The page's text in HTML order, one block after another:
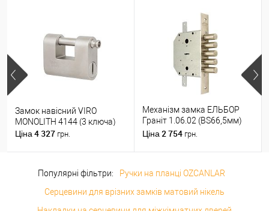
Замок навісний VIRO
MONOLITH 4144 (3 ключа)
Ціна4 327 грн.
Механізм замка ЕЛЬБОР
Граніт 1.06.02 (BS66,5мм)
(н)
Ціна2 754 грн.
Популярні фільтри:
Ручки на планці OZCANLAR
Серцевини для врізних замків матовий нікель